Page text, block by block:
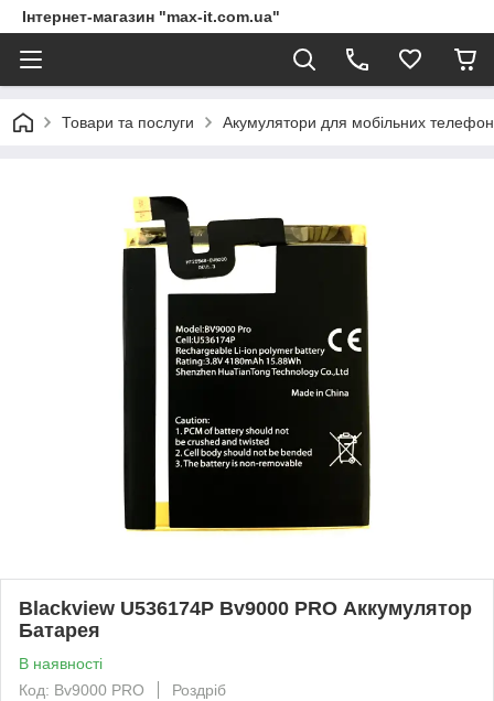
Інтернет-магазин "max-it.com.ua"
Товари та послуги Акумулятори для мобільних
Blackview U536174P Bv9000 PRO Аккумулятор
Батарея
В наявності
Код: Bv9000 PRO
Роздріб